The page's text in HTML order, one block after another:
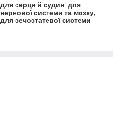
для серця й судин, для
нервової системи та мозку,
для сечостатевої системи